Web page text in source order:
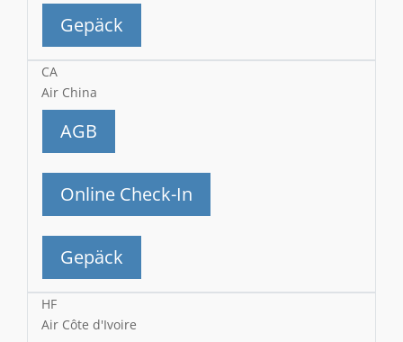
Gepäck
CA
Air China
AGB
Online Check-In
Gepäck
HF
Air Côte d'Ivoire